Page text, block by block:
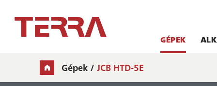
GÉPEK
Gépek JCB HTD-5E